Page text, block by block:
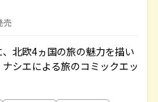
売
北欧4ヵ国の旅の魅力を描い
シエによる旅のコミックエッ